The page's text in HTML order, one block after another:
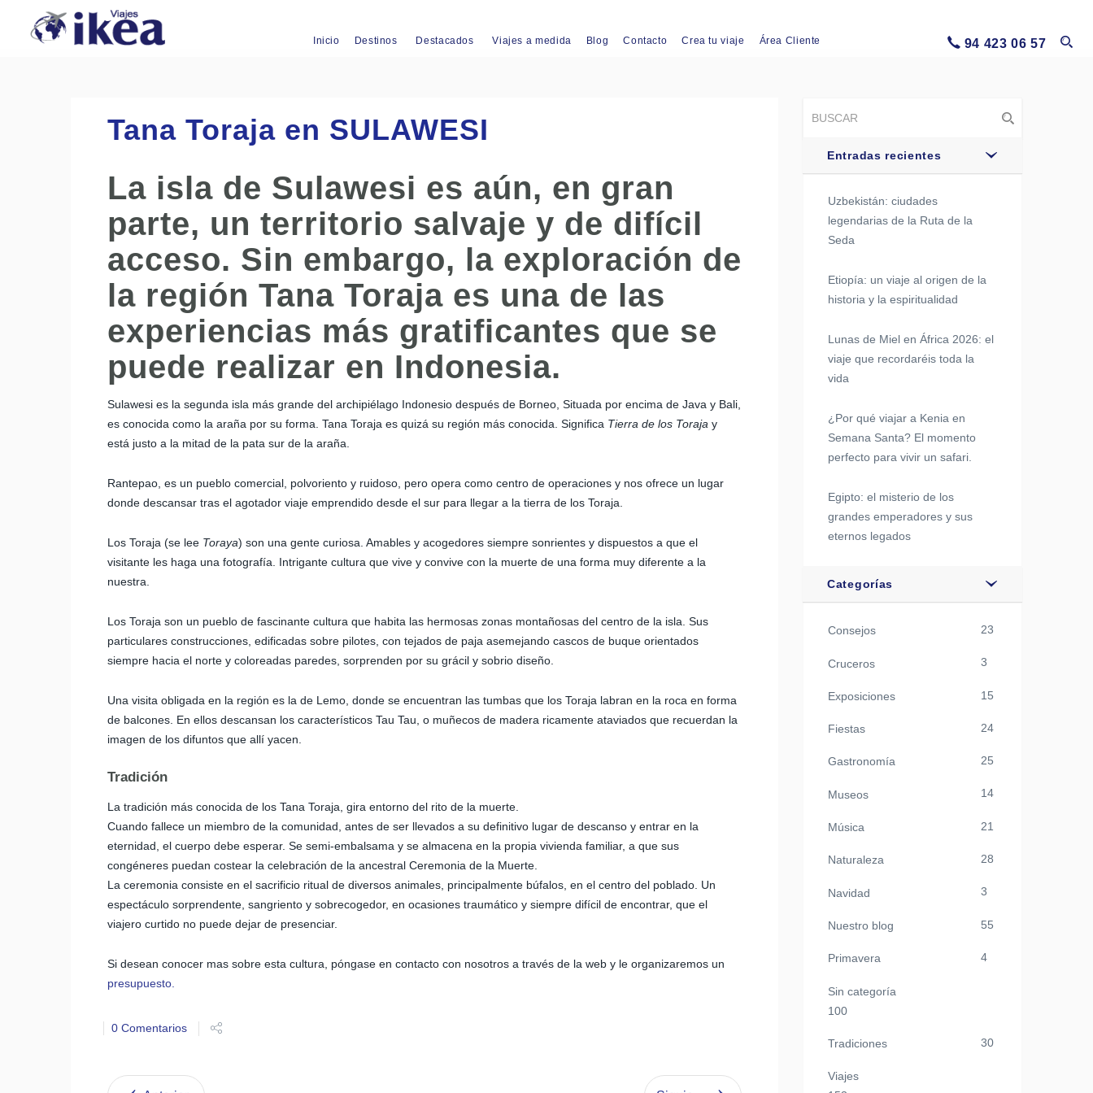
Inicio Destinos Destacados Viajes a medida Blog Contacto Crea tu viaje Área Cliente 94 423 06 57
Tana Toraja en SULAWESI
La isla de Sulawesi es aún, en gran
parte, un territorio salvaje y de difícil
acceso. Sin embargo, la exploración de
la región Tana Toraja es una de las
experiencias más gratificantes que se
puede realizar en Indonesia.
Sulawesi es la segunda isla más grande del archipiélago Indonesio después de Borneo, Situada por encima de Java y Bali,
es conocida como la araña por su forma. Tana Toraja es quizá su región más conocida. Significa Tierra de los Toraja y
está justo a la mitad de la pata sur de la araña.
Rantepao, es un pueblo comercial, polvoriento y ruidoso, pero opera como centro de operaciones y nos ofrece un lugar
donde descansar tras el agotador viaje emprendido desde el sur para llegar a la tierra de los Toraja.
Los Toraja (se lee Toraya) son una gente curiosa. Amables y acogedores siempre sonrientes y dispuestos a que el
visitante les haga una fotografía. Intrigante cultura que vive y convive con la muerte de una forma muy diferente a la
nuestra.
Los Toraja son un pueblo de fascinante cultura que habita las hermosas zonas montañosas del centro de la isla. Sus
particulares construcciones, edificadas sobre pilotes, con tejados de paja asemejando cascos de buque orientados
siempre hacia el norte y coloreadas paredes, sorprenden por su grácil y sobrio diseño.
Una visita obligada en la región es la de Lemo, donde se encuentran las tumbas que los Toraja labran en la roca en forma
de balcones. En ellos descansan los característicos Tau Tau, o muñecos de madera ricamente ataviados que recuerdan la
imagen de los difuntos que allí yacen.
Tradición
La tradición más conocida de los Tana Toraja, gira entorno del rito de la muerte.
Cuando fallece un miembro de la comunidad, antes de ser llevados a su definitivo lugar de descanso y entrar en la
eternidad, el cuerpo debe esperar. Se semi-embalsama y se almacena en la propia vivienda familiar, a que sus
congéneres puedan costear la celebración de la ancestral Ceremonia de la Muerte.
La ceremonia consiste en el sacrificio ritual de diversos animales, principalmente búfalos, en el centro del poblado. Un
espectáculo sorprendente, sangriento y sobrecogedor, en ocasiones traumático y siempre difícil de encontrar, que el
viajero curtido no puede dejar de presenciar.
Si desean conocer mas sobre esta cultura, póngase en contacto con nosotros a través de la web y le organizaremos un
presupuesto.
0 Comentarios
Entradas recientes
Uzbekistán: ciudades
legendarias de la Ruta de la
Seda
Etiopía: un viaje al origen de la
historia y la espiritualidad
Lunas de Miel en África 2026: el
viaje que recordaréis toda la
vida
¿Por qué viajar a Kenia en
Semana Santa? El momento
perfecto para vivir un safari.
Egipto: el misterio de los
grandes emperadores y sus
eternos legados
Categorías
Consejos 23
Cruceros 3
Exposiciones 15
Fiestas 24
Gastronomía 25
Museos 14
Música 21
Naturaleza 28
Navidad 3
Nuestro blog 55
Primavera 4
Sin categoría
100
Tradiciones 30
Viajes